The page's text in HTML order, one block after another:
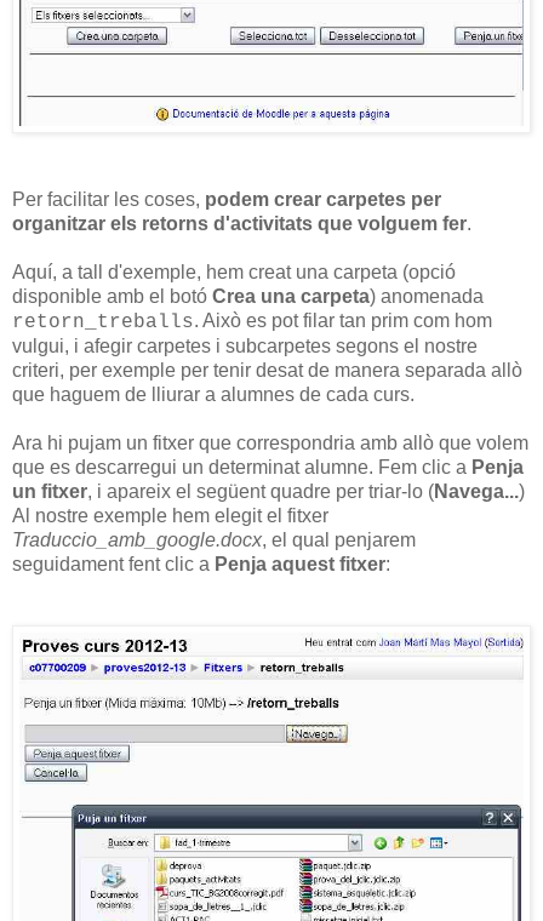
Per facilitar les coses, podem crear carpetes per
organitzar els retorns d'activitats que volguem fer.
Aquí, a tall d'exemple, hem creat una carpeta (opció
disponible amb el botó Crea una carpeta) anomenada
retorn_treballs. Això es pot filar tan prim com hom
vulgui, i afegir carpetes i subcarpetes segons el nostre
criteri, per exemple per tenir desat de manera separada allò
que haguem de lliurar a alumnes de cada curs.
Ara hi pujam un fitxer que correspondria amb allò que volem
que es descarregui un determinat alumne. Fem clic a Penja
un fitxer, i apareix el següent quadre per triar-lo (Navega...)
Al nostre exemple hem elegit el fitxer
Traduccio_amb_google.docx, el qual penjarem
seguidament fent clic a Penja aquest fitxer: